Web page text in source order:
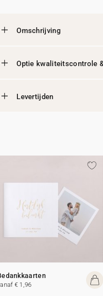
Omschrijving
Optie kwaliteitscontrole
Levertijden
€ 1,96